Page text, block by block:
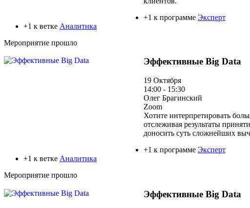
+1 к программе Эксперт
+1 к ветке Аналитика
Мероприятие прошло
Эффективные Big Data
19 Октября
14:00 - 15:30
Олег Брагинский
Zoom
Хотите интерпретировать
отслеживая результаты
доносить суть сложнейших
+1 к программе Эксперт
+1 к ветке Аналитика
Мероприятие прошло
Эффективные Big Data